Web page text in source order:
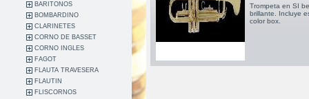
BARITONOS
BOMBARDINO
CLARINETES
CORNO DE BASSET
CORNO INGLES
FAGOT
FLAUTA TRAVESERA
FLAUTIN
FLISCORNOS
Trompeta en SI
brillante. Incluye
color box.